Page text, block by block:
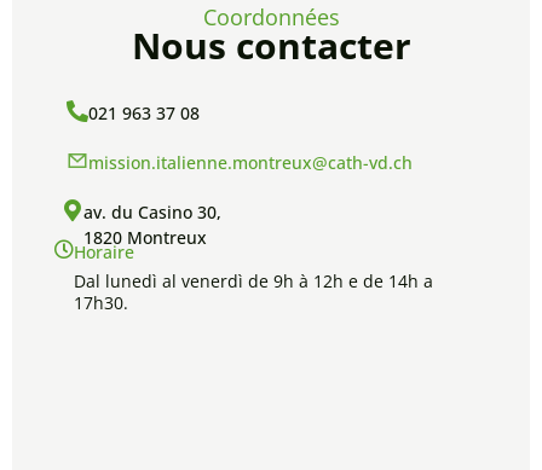
Coordonnées
Nous contacter
021 963 37 08
mission.italienne.montreux@cath-vd.ch
av. du Casino 30,
1820 Montreux
Horaire
Dal lunedì al venerdì de 9h à 12h e de 14h a
17h30.